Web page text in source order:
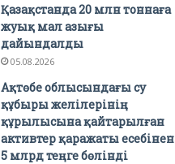
Қазақстанда 20 млн тоннаға
жуық мал азығы
дайындалды
05.08.2026
Ақтөбе облысындағы су
құбыры желілерінің
құрылысына қайтарылған
активтер қаражаты есебінен
5 млрд теңге бөлінді